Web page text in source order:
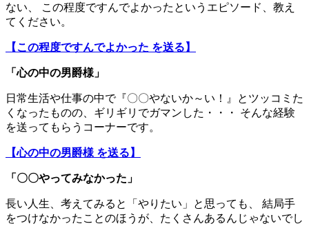
ない、 この程度ですんでよかったというエピソード、教え
てください。
【この程度ですんでよかった を送る】
「心の中の男爵様 」
日常生活や仕事の中で『〇〇やないか～い！』とツッコミた
くなったものの、ギリギリでガマンした・・・ そんな経験
を送ってもらうコーナーです。
【心の中の男爵様 を送る】
「〇〇やってみなかった」
長い人生、考えてみると「やりたい」と思っても、 結局手
をつけなかったことのほうが、たくさんあるんじゃないでし